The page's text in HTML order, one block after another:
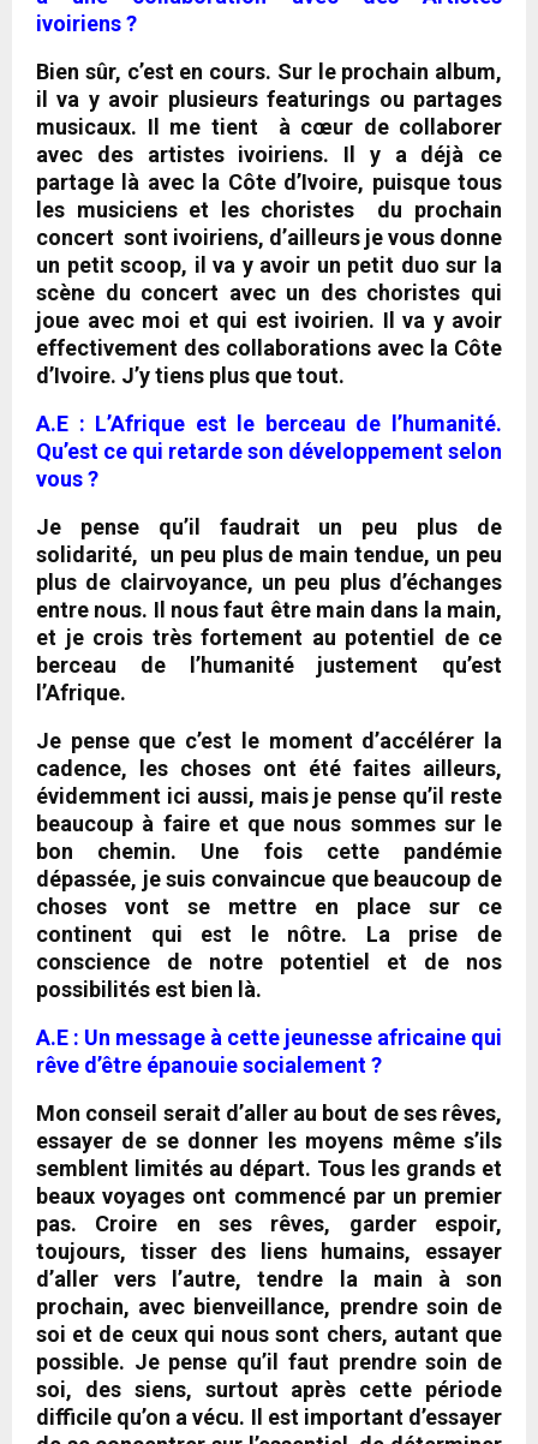
ivoiriens ?
Bien sûr, c’est en cours. Sur le prochain album,
il va y avoir plusieurs featurings ou partages
musicaux. Il me tient à cœur de collaborer
avec des artistes ivoiriens. Il y a déjà ce
partage là avec la Côte d’Ivoire, puisque tous
les musiciens et les choristes du prochain
concert sont ivoiriens, d’ailleurs je vous donne
un petit scoop, il va y avoir un petit duo sur la
scène du concert avec un des choristes qui
joue avec moi et qui est ivoirien. Il va y avoir
effectivement des collaborations avec la Côte
d’Ivoire. J’y tiens plus que tout.
A.E : L’Afrique est le berceau de l’humanité.
Qu’est ce qui retarde son développement selon
vous ?
Je pense qu’il faudrait un peu plus de
solidarité, un peu plus de main tendue, un peu
plus de clairvoyance, un peu plus d’échanges
entre nous. Il nous faut être main dans la main,
et je crois très fortement au potentiel de ce
berceau de l’humanité justement qu’est
l’Afrique.
Je pense que c’est le moment d’accélérer la
cadence, les choses ont été faites ailleurs,
évidemment ici aussi, mais je pense qu’il reste
beaucoup à faire et que nous sommes sur le
bon chemin. Une fois cette pandémie
dépassée, je suis convaincue que beaucoup de
choses vont se mettre en place sur ce
continent qui est le nôtre. La prise de
conscience de notre potentiel et de nos
possibilités est bien là.
A.E : Un message à cette jeunesse africaine qui
rêve d’être épanouie socialement ?
Mon conseil serait d’aller au bout de ses rêves,
essayer de se donner les moyens même s’ils
semblent limités au départ. Tous les grands et
beaux voyages ont commencé par un premier
pas. Croire en ses rêves, garder espoir,
toujours, tisser des liens humains, essayer
d’aller vers l’autre, tendre la main à son
prochain, avec bienveillance, prendre soin de
soi et de ceux qui nous sont chers, autant que
possible. Je pense qu’il faut prendre soin de
soi, des siens, surtout après cette période
difficile qu’on a vécu. Il est important d’essayer